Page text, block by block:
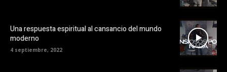
Una respuesta espiritual al cansancio del mundo
moderno
4 septiembre, 2022